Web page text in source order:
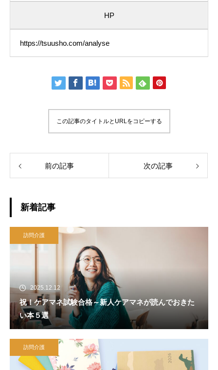
HP
https://tsuusho.com/analyse
この記事のタイトルとURLをコピーする
前の記事 次の記事
新着記事
訪問介護
2025.12.12
祝！ケアマネ試験合格～新人ケアマネが読んでおきた
い本５選
訪問介護